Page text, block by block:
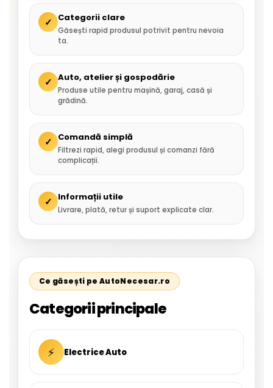
✓ Categorii clare
Găsești rapid produsul potrivit pentru nevoia
ta.
✓ Auto, atelier și gospodărie
Produse utile pentru mașină, garaj, casă și
grădină.
✓ Comandă simplă
Filtrezi rapid, alegi produsul și comanzi fără
complicații.
✓ Informații utile
Livrare, plată, retur și suport explicate clar.
Ce găsești pe AutoNecesar.ro
Categorii principale
⚡ Electrice Auto